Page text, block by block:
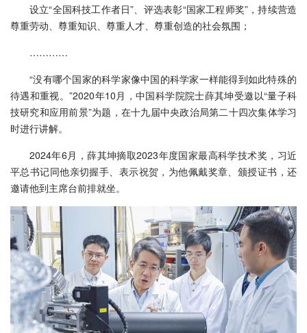
设立“全国科技工作者日”、评选表彰“国家工程师奖”，持续营造
尊重劳动、尊重知识、尊重人才、尊重创造的社会氛围；
…………
“没有哪个国家的科学家像中国的科学家一样能得到如此特殊的
待遇和重视。”2020年10月，中国科学院院士薛其坤受邀以“量子科
技研究和应用前景”为题，在十九届中央政治局第二十四次集体学习
时进行讲解。
2024年6月，薛其坤摘取2023年度国家最高科学技术奖，习近
平总书记同他亲切握手、表示祝贺，为他佩戴奖章、颁授证书，还
邀请他到主席台前排就坐。